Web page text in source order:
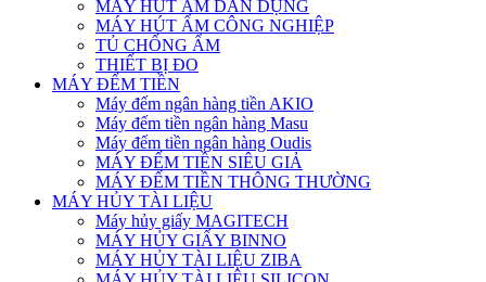
MÁY HÚT ẨM DÂN DỤNG
MÁY HÚT ẨM CÔNG NGHIỆP
TỦ CHỐNG ẨM
THIẾT BỊ ĐO
MÁY ĐẾM TIỀN
Máy đếm ngân hàng tiền AKIO
Máy đếm tiền ngân hàng Masu
Máy đếm tiền ngân hàng Oudis
MÁY ĐẾM TIỀN SIÊU GIẢ
MÁY ĐẾM TIỀN THÔNG THƯỜNG
MÁY HỦY TÀI LIỆU
Máy hủy giấy MAGITECH
MÁY HỦY GIẤY BINNO
MÁY HỦY TÀI LIỆU ZIBA